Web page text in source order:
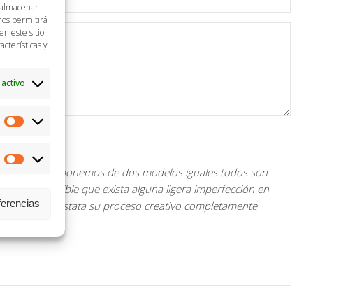
permitirá
este sitio.
y
único: no disponemos de dos modelos iguales todos son
Es posible que exista alguna ligera imperfección en
que constata su proceso creativo completamente